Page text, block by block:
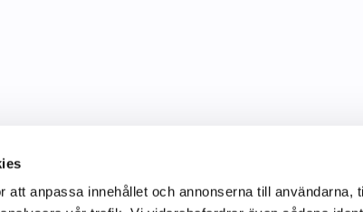
att anpassa innehållet och annonserna till användarna,
Information